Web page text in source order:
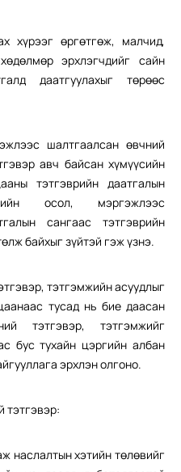
хүрээг өргөтгөж, малчид,
эрхлэгчдийг сайн
даатгуулахыг төрөөс
шалтгаалсан өвчний
авч байсан хүмүүсийн
тэтгэврийн даатгалын
осол, мэргэжлээс
сангаас тэтгэврийн
байхыг зүйтэй гэж үзнэ.
тэтгэмжийн асуудлыг
тусад нь бие даасан
тэтгэвэр, тэтгэмжийг
бус тухайн цэргийн албан
эрхлэн олгоно.
тэтгэвэр:
наслалтын хэтийн төлөвийг